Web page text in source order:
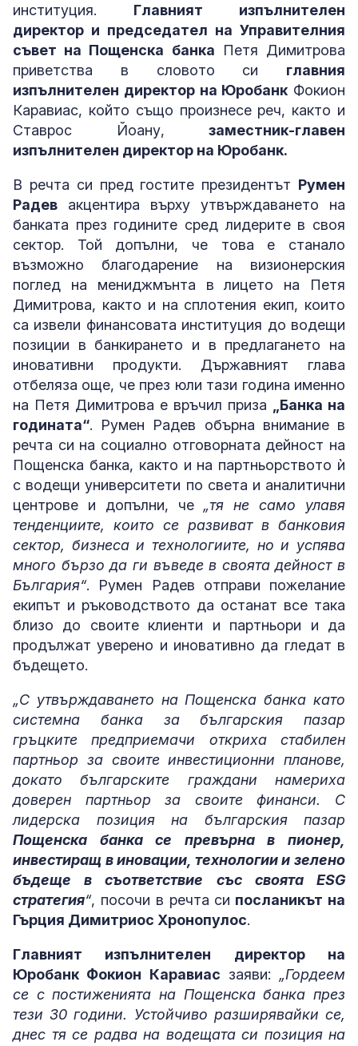
институция. Главният изпълнителен
директор и председател на Управителния
съвет на Пощенска банка Петя Димитрова
приветства в словото си главния
изпълнителен директор на Юробанк Фокион
Каравиас, който също произнесе реч, както и
Ставрос Йоану, заместник-главен
изпълнителен директор на Юробанк.
В речта си пред гостите президентът Румен
Радев акцентира върху утвърждаването на
банката през годините сред лидерите в своя
сектор. Той допълни, че това е станало
възможно благодарение на визионерския
поглед на мениджмънта в лицето на Петя
Димитрова, както и на сплотения екип, които
са извели финансовата институция до водещи
позиции в банкирането и в предлагането на
иновативни продукти. Държавният глава
отбеляза още, че през юли тази година именно
на Петя Димитрова е връчил приза
„Банка на
годината“. Румен Радев обърна внимание в
речта си на социално отговорната дейност на
Пощенска банка, както и на партньорството ѝ
с водещи университети по света и аналитични
центрове и допълни, че„тя не само улавя
тенденциите, които се развиват в банковия
сектор, бизнеса и технологиите, но и успява
много бързо да ги въведе в своята дейност в
България“. Румен Радев отправи пожелание
екипът и ръководството да останат все така
близо до своите клиенти и партньори и да
продължат уверено и иновативно да гледат в
бъдещето.
„С утвърждаването на Пощенска банка като
системна банка за българския пазар
гръцките предприемачи откриха стабилен
партньор за своите инвестиционни планове,
докато българските граждани намериха
доверен партньор за своите финанси. С
лидерска позиция на българския пазар
Пощенска банка се превърна в пионер,
инвестиращ в иновации, технологии и зелено
бъдеще в съответствие със своята ESG
стратегия“, посочи в речта си посланикът на
Гърция Димитриос Хронопулос.
Главният изпълнителен директор на
Юробанк Фокион Каравиас заяви: „Гордеем
се с постиженията на Пощенска банка през
тези 30 години. Устойчиво разширявайки се,
днес тя се радва на водещата си позиция на